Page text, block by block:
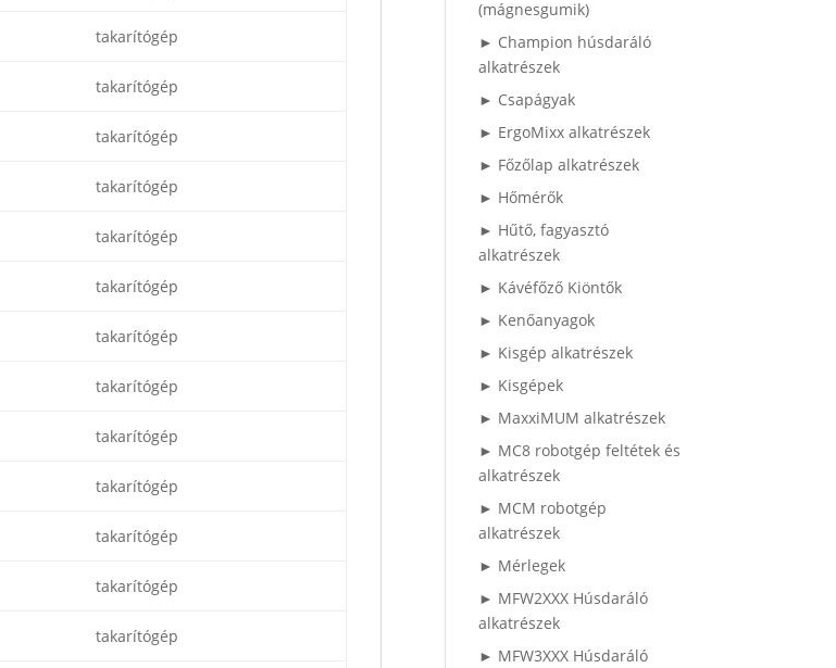
takarítógép
takarítógép
takarítógép
takarítógép
takarítógép
takarítógép
takarítógép
takarítógép
takarítógép
takarítógép
takarítógép
takarítógép
takarítógép
(mágnesgumik)
► Champion húsdaráló
alkatrészek
► Csapágyak
► ErgoMixx alkatrészek
► Főzőlap alkatrészek
► Hőmérők
► Hűtő, fagyasztó
alkatrészek
► Kávéfőző Kiöntők
► Kenőanyagok
► Kisgép alkatrészek
► Kisgépek
► MaxxiMUM alkatrészek
► MC8 robotgép feltétek és
alkatrészek
► MCM robotgép
alkatrészek
► Mérlegek
► MFW2XXX Húsdaráló
alkatrészek
► MFW3XXX Húsdaráló